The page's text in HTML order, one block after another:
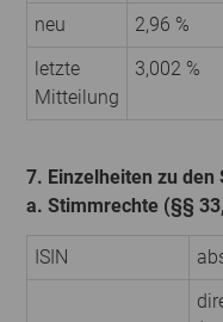
neu 2,96 %
letzte
Mitteilung
3,002 %
7. Einzelheiten zu
a. Stimmrechte (§§
ISIN